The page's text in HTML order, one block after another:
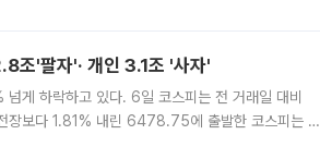
조'팔자'· 개인 3.1조 '사자'
게 하락하고 있다. 6일 코스피는 전 거래일 대비
보다 1.81% 내린 6478.75에 출발한 코스피는 장